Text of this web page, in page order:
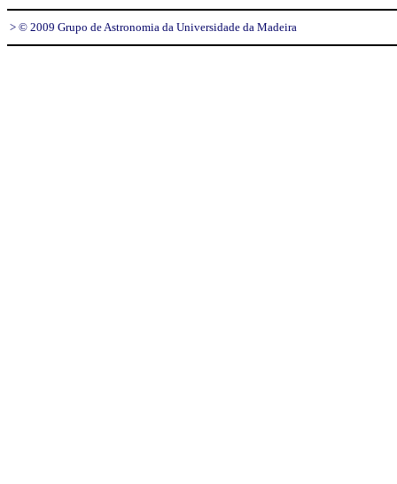
> © 2009 Grupo de Astronomia da Universidade da Madeira